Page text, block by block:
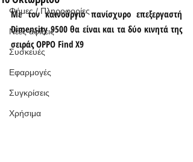
Φήμες / Πληροφορίες
Νέες αφίξεις
Συσκευές
Εφαρμογές
Συγκρίσεις
Χρήσιμα
Με τον καινούργιο πανίσχυρο επεξεργαστή
Dimensity 9500 θα είναι και τα δύο κινητά της
σειράς OPPO Find X9